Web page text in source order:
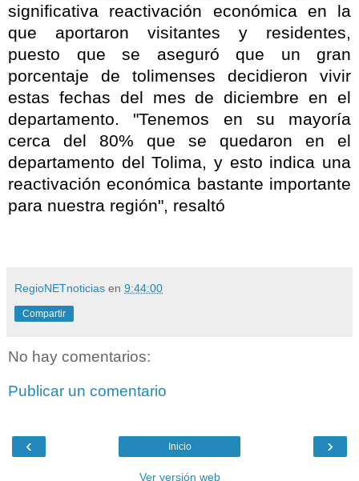
significativa reactivación económica en la
que aportaron visitantes y residentes,
puesto que se aseguró que un gran
porcentaje de tolimenses decidieron vivir
estas fechas del mes de diciembre en el
departamento. "Tenemos en su mayoría
cerca del 80% que se quedaron en el
departamento del Tolima, y esto indica una
reactivación económica bastante importante
para nuestra región", resaltó
RegioNETnoticias en 9:44:00
Compartir
No hay comentarios:
Publicar un comentario
‹ ›
Inicio
Ver versión web